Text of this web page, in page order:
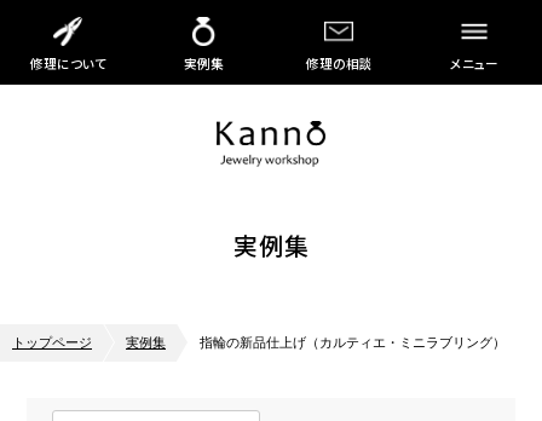
修理について 実例集 修理の相談 メニュー
実例集
トップページ 実例集 指輪の新品仕上げ（カルティエ・ミニラブリング）